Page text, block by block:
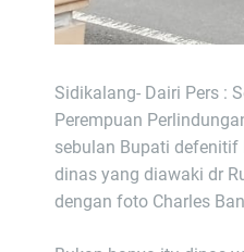
Sidikalang- Dairi Pers :
Perempuan
sebulan Bupati defenitif
dinas yang diawaki dr
dengan foto Charles